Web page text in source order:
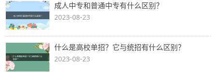
成人中专和普通中专有什么区别？
2023-08-23
什么是高校单招？它与统招有什么区别？
2023-08-23